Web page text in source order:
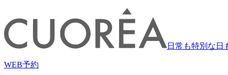
日常も特別な日
WEB予約